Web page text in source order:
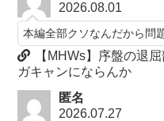
2026.08.01
本編全部クソなんだから問
【MHWs】序盤の退
ガキャンにならんか
匿名
2026.07.27